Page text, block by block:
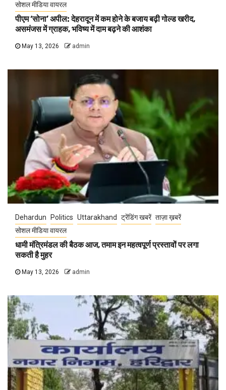
सोशल मीडिया वायरल
पीएम ‘सोना’ अपील: देहरादून में कम होने के बजाय बढ़ी गोल्ड खरीद,
असमंजस में ग्राहक, भविष्य में दाम बढ़ने की आशंका
May 13, 2026 admin
Dehardun Politics Uttarakhand ट्रेंडिंग खबरें ताज़ा ख़बरें
सोशल मीडिया वायरल
धामी मंत्रिमंडल की बैठक आज, तमाम इन महत्वपूर्ण प्रस्तावों पर लगा
सकती है मुहर
May 13, 2026 admin